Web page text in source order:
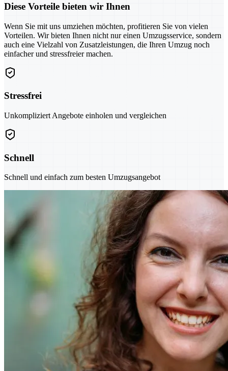
Diese Vorteile bieten wir Ihnen
Wenn Sie mit uns umziehen möchten, profitieren Sie von vielen
Vorteilen. Wir bieten Ihnen nicht nur einen Umzugsservice, sondern
auch eine Vielzahl von Zusatzleistungen, die Ihren Umzug noch
einfacher und stressfreier machen.
Stressfrei
Unkompliziert Angebote einholen und vergleichen
Schnell
Schnell und einfach zum besten Umzugsangebot